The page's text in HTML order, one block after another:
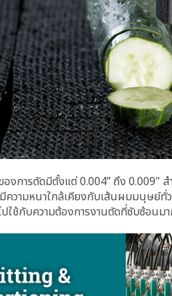
องการตัดมีตั้งแต่ 0.004” ถึง 0.009"
ความหนาใกล้เคียงกับเส้นผมมนุษย์ทั่
ปใช้กับความต้องการงานตัดที่ซับซ้อนม